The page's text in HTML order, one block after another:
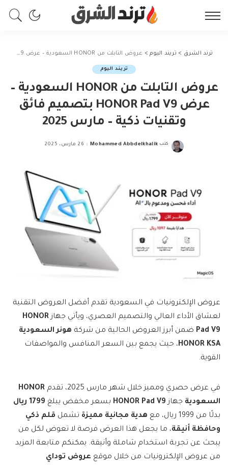
ترند الشرق > تريند اليوم> عروض التابلت من HONOR السعودية – عرض HONOR Pad V9 بتصميم فائق وتقنيات ذكية – مارس 2025
تريند اليوم
عروض التابلت من HONOR السعودية –
عرض HONOR Pad V9 بتصميم فائق
وتقنيات ذكية – مارس 2025
Posted
كتب Mohammed Abbdelkhalik 26 مارس، 2025
عروض الإلكترونيات في السعودية تقدم أفضل العروض التقنية
لعشاق الأداء العالي والتصميم العصري، ويأتي جهازHONOR
Pad V9 ضمن أبرز العروض الحالية من شركة هونر السعودية
HONOR KSA، حيث يجمع بين السعر المنافس والمواصفات
القوية.
في عرض حصري ومميز خلال شهر مارس 2025، تقدم
HONOR
السعودية جهازHONOR Pad V9 بسعر مخفض يبلغ 1799 ريال
بدلًا من 1999 ريال، مع
هدية مجانية مميزة تشمل قلم ذكي
وحافظة أنيقة، ما يجعل هذا العرض فرصة لا تعوض لكل من
يبحث عن تجربة استخدام شاملة وأنيقة. يمكنكم متابعة المزيد
من عروض الإلكترونيات من خلال موقع عروض توداي